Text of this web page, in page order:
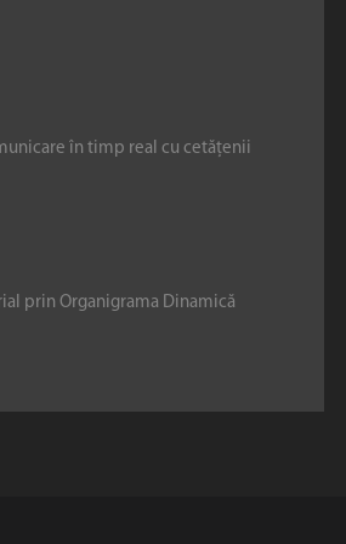
în timp real cu cetățenii
prin Organigrama Dinamică